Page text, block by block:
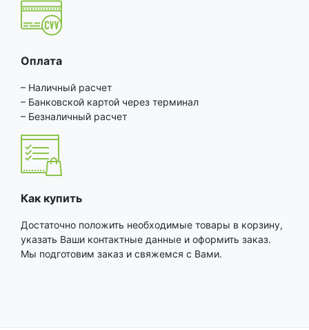
Оплата
– Наличный расчет
– Банковской картой через терминал
– Безналичный расчет
Как купить
Достаточно положить необходимые товары в корзину,
указать Ваши контактные данные и оформить заказ.
Мы подготовим заказ и свяжемся с Вами.